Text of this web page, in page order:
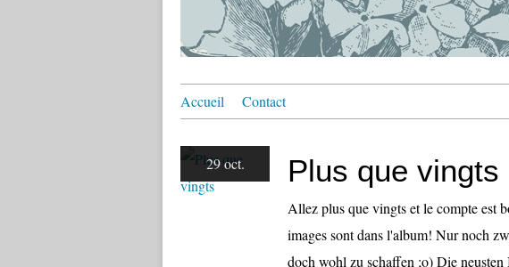
Accueil Contact
29 oct. Plus que vingts
Allez plus que vingts et le compte est
images sont dans l'album! Nur noch
doch wohl zu schaffen ;o) Die